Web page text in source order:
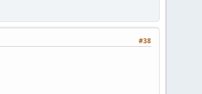
#38